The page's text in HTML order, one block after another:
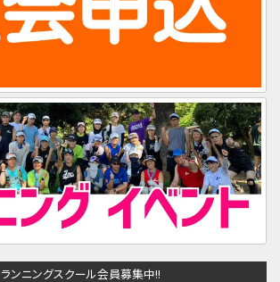
ランニングスクール会員募集中!!